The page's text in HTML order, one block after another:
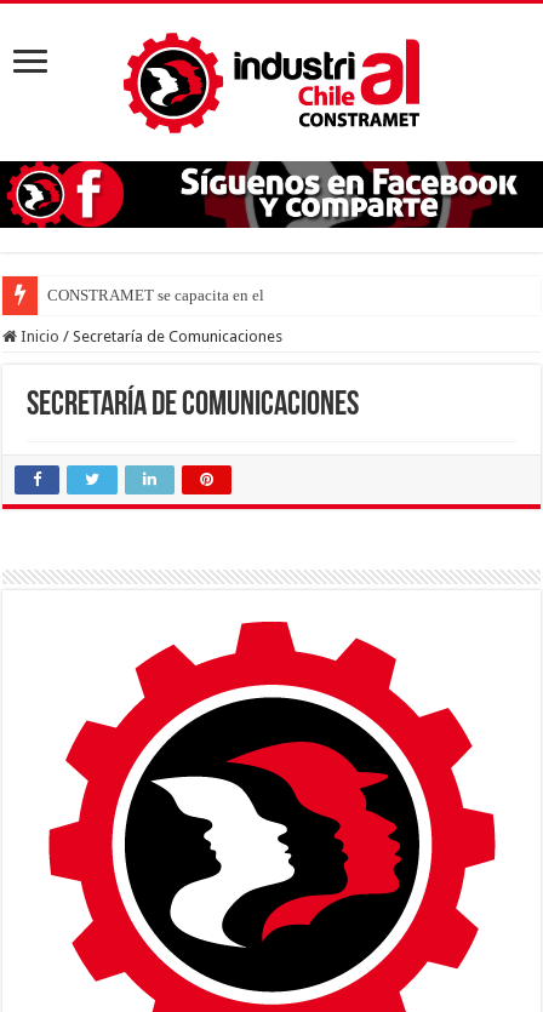
CONSTRAMET se capacita en el nuevo
Inicio / Secretaría de Comunicaciones
Secretaría de Comunicaciones